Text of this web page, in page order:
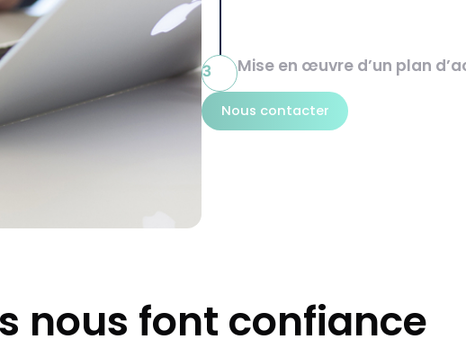
3 Mise en œuvre d’un plan
Nous contacter
nous font confiance